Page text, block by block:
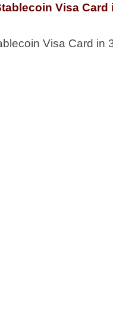
Visa Card
Visa Card in